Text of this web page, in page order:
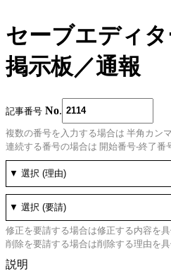
セーブエディタ
掲示板／通報
記事番号 No
複数の番号を入力する場合は 半角カン
連続する番号の場合は 開始番号-終了番
修正を要請する場合は修正する内容を
削除を要請する場合は削除する理由を
説明